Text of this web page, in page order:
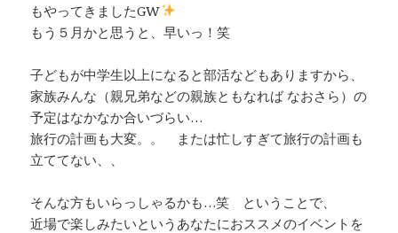
もやってきましたGW
もう５月かと思うと、早いっ！笑
子どもが中学生以上になると部活などもありますから、
家族みんな（親兄弟などの親族ともなれば なおさら）の
予定はなかなか合いづらい…
旅行の計画も大変。。 または忙しすぎて旅行の計画も
立ててない、、
そんな方もいらっしゃるかも…笑 ということで、
近場で楽しみたいというあなたにおススメのイベントを